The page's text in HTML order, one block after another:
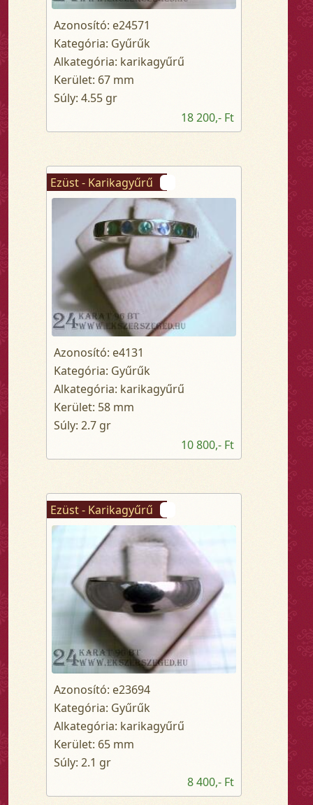
Azonosító: e24571
Kategória: Gyűrűk
Alkategória: karikagyűrű
Kerület: 67 mm
Súly: 4.55 gr
18 200,- Ft
Ezüst - Karikagyűrű
Azonosító: e4131
Kategória: Gyűrűk
Alkategória: karikagyűrű
Kerület: 58 mm
Súly: 2.7 gr
10 800,- Ft
Ezüst - Karikagyűrű
Azonosító: e23694
Kategória: Gyűrűk
Alkategória: karikagyűrű
Kerület: 65 mm
Súly: 2.1 gr
8 400,- Ft